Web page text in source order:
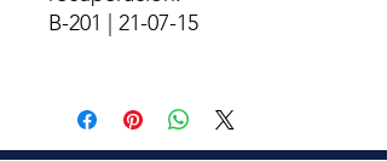
B-201 | 21-07-15